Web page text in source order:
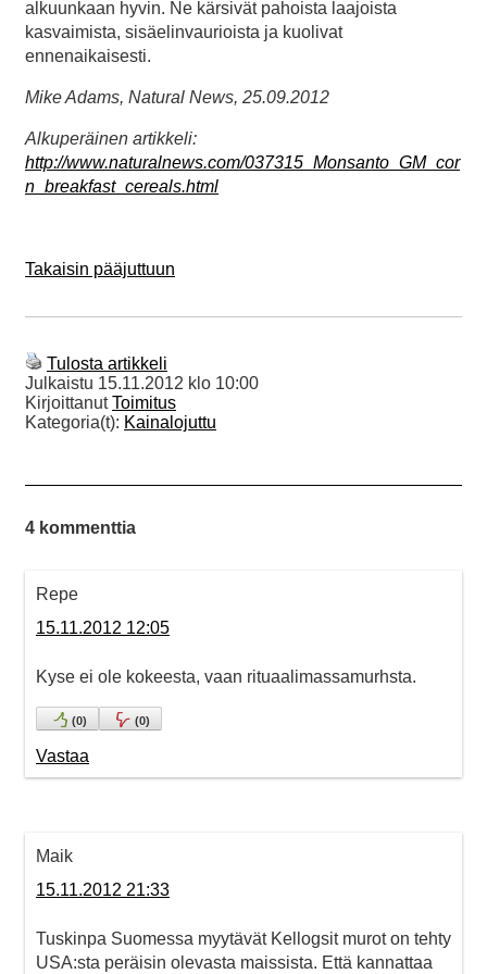
alkuunkaan hyvin. Ne kärsivät pahoista laajoista
kasvaimista, sisäelinvaurioista ja kuolivat
ennenaikaisesti.
Mike Adams, Natural News, 25.09.2012
Alkuperäinen artikkeli:
http://www.naturalnews.com/037315_Monsanto_GM_cor
n_breakfast_cereals.html
Takaisin pääjuttuun
Tulosta artikkeli
Julkaistu 15.11.2012 klo 10:00
KirjoittanutToimitus
Kategoria(t): Kainalojuttu
4 kommenttia
Repe
15.11.2012 12:05
Kyse ei ole kokeesta, vaan rituaalimassamurhsta.
(0) (0)
Vastaa
Maik
15.11.2012 21:33
Tuskinpa Suomessa myytävät Kellogsit murot on tehty
USA:sta peräisin olevasta maissista. Että kannattaa